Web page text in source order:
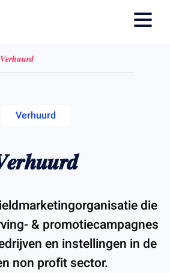
𝑽𝒆𝒓𝒉𝒖𝒖𝒓𝒅
Verhuurd
die
& promotiecampagnes
en instellingen in de
non profit sector.